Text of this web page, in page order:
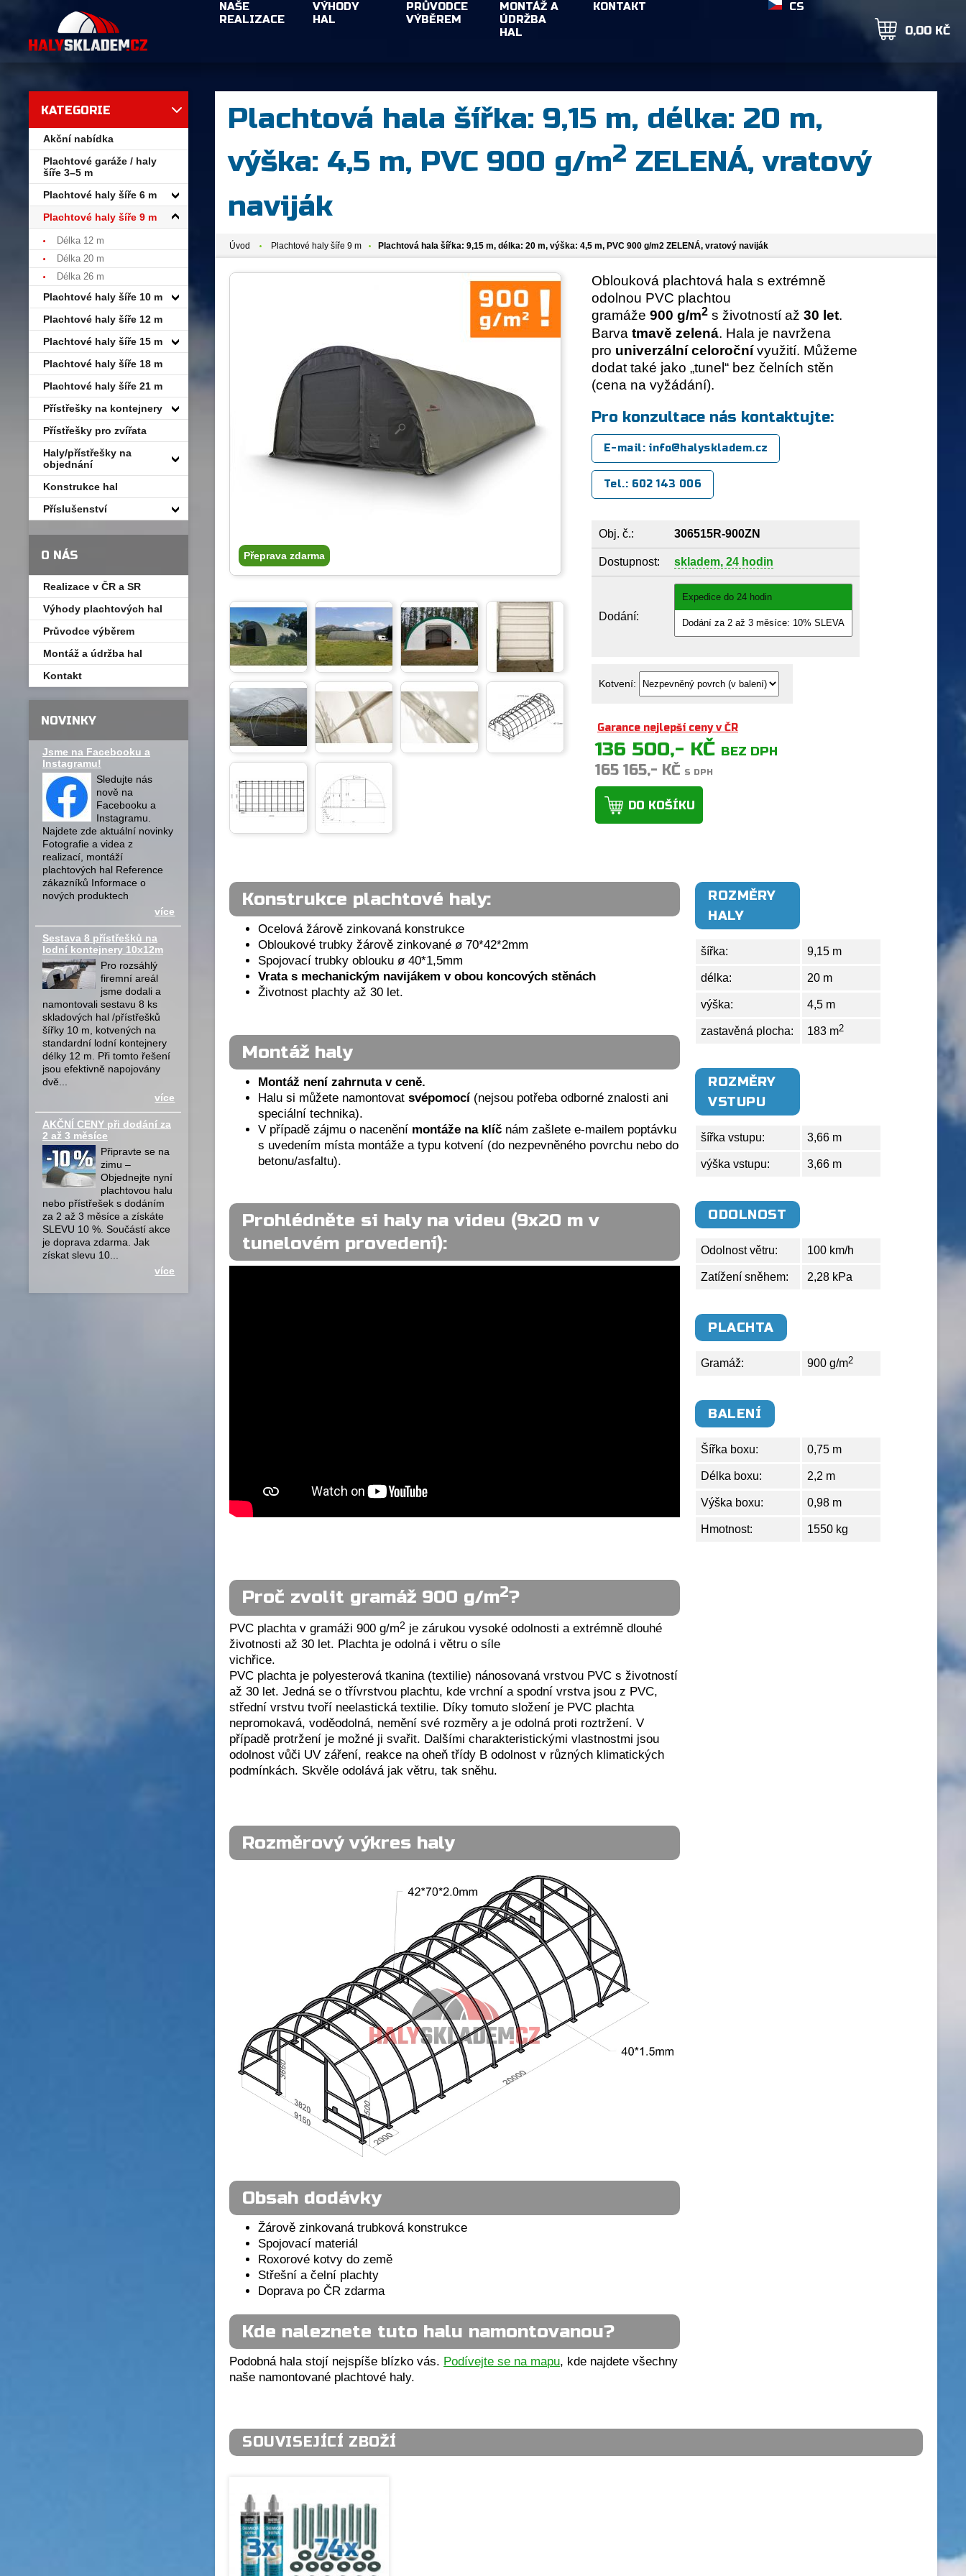
CS
NAŠE
REALIZACE
VÝHODY
HAL
PRŮVODCE
VÝBĚREM
MONTÁŽ A
ÚDRŽBA
HAL
KONTAKT
0,00 KČ
KATEGORIE
Akční nabídka
Plachtové garáže / haly
šíře 3–5 m
Plachtové haly šíře 6 m
Plachtové haly šíře 9 m
Délka 12 m
Délka 20 m
Délka 26 m
Plachtové haly šíře 10 m
Plachtové haly šíře 12 m
Plachtové haly šíře 15 m
Plachtové haly šíře 18 m
Plachtové haly šíře 21 m
Přístřešky na kontejnery
Přístřešky pro zvířata
Haly/přístřešky na
objednání
Konstrukce hal
Příslušenství
O NÁS
Realizace v ČR a SR
Výhody plachtových hal
Průvodce výběrem
Montáž a údržba hal
Kontakt
NOVINKY
Jsme na Facebooku a
Instagramu!
Sledujte nás
nově na
Facebooku a
Instagramu.
Najdete zde aktuální novinky
Fotografie a videa z
realizací, montáží
plachtových hal Reference
zákazníků Informace o
nových produktech
více
Sestava 8 přístřešků na
lodní kontejnery 10x12m
Pro rozsáhlý
firemní areál
jsme dodali a
namontovali sestavu 8 ks
skladových hal /přístřešků
šířky 10 m, kotvených na
standardní lodní kontejnery
délky 12 m. Při tomto řešení
jsou efektivně napojovány
dvě...
více
AKČNÍ CENY při dodání za
2 až 3 měsíce
Připravte se na
zimu –
Objednejte nyní
plachtovou halu
nebo přístřešek s dodáním
za 2 až 3 měsíce a získáte
SLEVU 10 %. Součástí akce
je doprava zdarma. Jak
získat slevu 10...
více
Plachtová hala šířka: 9,15 m, délka: 20 m,
výška: 4,5 m, PVC 900 g/m2 ZELENÁ, vratový
naviják
Úvod Plachtové haly šíře 9 m Plachtová hala šířka: 9,15 m, délka: 20 m, výška: 4,5 m, PVC 900 g/m2 ZELENÁ, vratový naviják
Přeprava zdarma
Oblouková plachtová hala s extrémně
odolnou PVC plachtou
gramáže900 g/m2 s životností až30 let.
Barvatmavě zelená. Hala je navržena
pro univerzální celoročnívyužití. Můžeme
dodat také jako „tunel“ bez čelních stěn
(cena na vyžádání).
Pro konzultace nás kontaktujte:
E-mail: info@halyskladem.cz
Tel.: 602 143 006
Obj. č.: 306515R-900ZN
Dostupnost: skladem, 24 hodin
Dodání:
Kotvení:
Garance nejlepší ceny v ČR
136 500,- KČ BEZ DPH
165 165,- KČ S DPH
DO KOŠÍKU
Konstrukce plachtové haly:
Ocelová žárově zinkovaná konstrukce
Obloukové trubky žárově zinkované ø 70*42*2mm
Spojovací trubky oblouku ø 40*1,5mm
Vrata s mechanickým navijákem v obou koncových stěnách
Životnost plachty až 30 let.
Montáž haly
Montáž není zahrnuta v ceně.
Halu si můžete namontovatsvépomocí (nejsou potřeba odborné znalosti ani
speciální technika).
V případě zájmu o nacenění montáže na klíč nám zašlete e-mailem poptávku
s uvedením místa montáže a typu kotvení (do nezpevněného povrchu nebo do
betonu/asfaltu).
Prohlédněte si haly na videu (9x20 m v
tunelovém provedení):
Proč zvolit gramáž 900 g/m2?
PVC plachta v gramáži 900 g/m2 je zárukou vysoké odolnosti a extrémně dlouhé
životnosti až 30 let. Plachta je odolná i větru o síle
vichřice.
PVC plachta je polyesterová tkanina (textilie) nánosovaná vrstvou PVC s životností
až 30 let. Jedná se o třívrstvou plachtu, kde vrchní a spodní vrstva jsou z PVC,
střední vrstvu tvoří neelastická textilie. Díky tomuto složení je PVC plachta
nepromokavá, voděodolná, nemění své rozměry a je odolná proti roztržení. V
případě protržení je možné ji svařit. Dalšími charakteristickými vlastnostmi jsou
odolnost vůči UV záření, reakce na oheň třídy B odolnost v různých klimatických
podmínkách. Skvěle odolává jak větru, tak sněhu.
Rozměrový výkres haly
Obsah dodávky
Žárově zinkovaná trubková konstrukce
Spojovací materiál
Roxorové kotvy do země
Střešní a čelní plachty
Doprava po ČR zdarma
Kde naleznete tuto halu namontovanou?
Podobná hala stojí nejspíše blízko vás. Podívejte se na mapu, kde najdete všechny
naše namontované plachtové haly.
ROZMĚRY
HALY
šířka: 9,15 m
délka: 20 m
výška: 4,5 m
zastavěná plocha: 183 m2
ROZMĚRY
VSTUPU
šířka vstupu: 3,66 m
výška vstupu: 3,66 m
ODOLNOST
Odolnost větru: 100 km/h
Zatížení sněhem: 2,28 kPa
PLACHTA
Gramáž: 900 g/m2
BALENÍ
Šířka boxu: 0,75 m
Délka boxu: 2,2 m
Výška boxu: 0,98 m
Hmotnost: 1550 kg
SOUVISEJÍCÍ ZBOŽÍ